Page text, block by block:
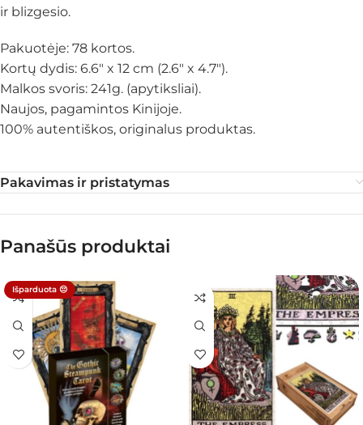
ir blizgesio.
Pakuotėje: 78 kortos.
Kortų dydis: 6.6″ x 12 cm (2.6″ x 4.7″).
Malkos svoris: 241g. (apytiksliai).
Naujos, pagamintos Kinijoje.
100% autentiškos, originalus produktas.
Pakavimas ir pristatymas
Panašūs produktai
Išparduota 😔